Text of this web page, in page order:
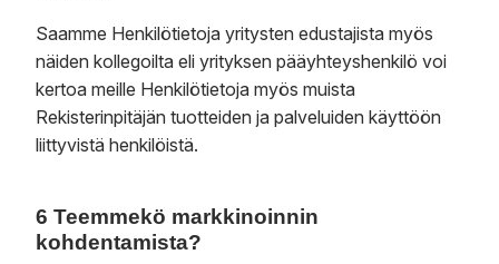
Saamme Henkilötietoja yritysten edustajista myös
näiden kollegoilta eli yrityksen pääyhteyshenkilö voi
kertoa meille Henkilötietoja myös muista
Rekisterinpitäjän tuotteiden ja palveluiden käyttöön
liittyvistä henkilöistä.
6 Teemmekö markkinoinnin
kohdentamista?